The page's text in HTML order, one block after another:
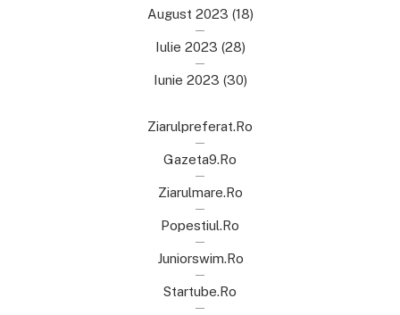
August 2023 (18)
Iulie 2023 (28)
Iunie 2023 (30)
Ziarulpreferat.ro
Gazeta9.ro
Ziarulmare.ro
Popestiul.ro
Juniorswim.ro
Startube.ro